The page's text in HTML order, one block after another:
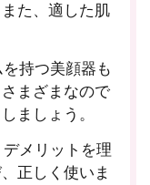
た、適した肌
持つ美顔器も
まざまなので
ましょう。
メリットを理
正しく使いま